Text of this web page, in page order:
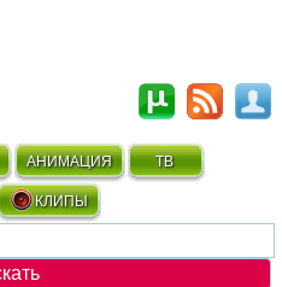
АНИМАЦИЯ ТВ
КЛИПЫ